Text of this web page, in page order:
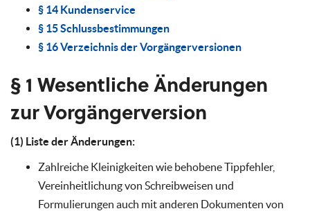
§ 14 Kundenservice
§ 15 Schlussbestimmungen
§ 16 Verzeichnis der Vorgängerversionen
§ 1 Wesentliche Änderungen
zur Vorgängerversion
(1) Liste der Änderungen:
Zahlreiche Kleinigkeiten wie behobene Tippfehler,
Vereinheitlichung von Schreibweisen und
Formulierungen auch mit anderen Dokumenten von